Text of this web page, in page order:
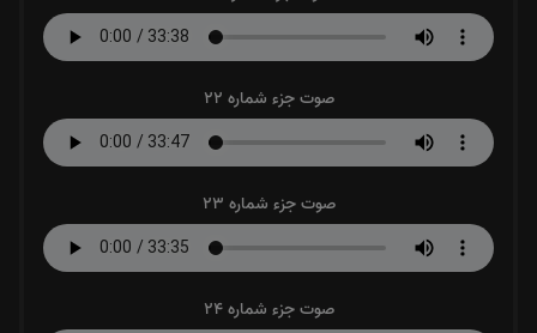
صوت جزء شماره 22
صوت جزء شماره 23
صوت جزء شماره 24